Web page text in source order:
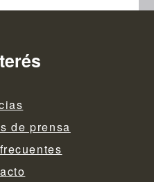
de prensa